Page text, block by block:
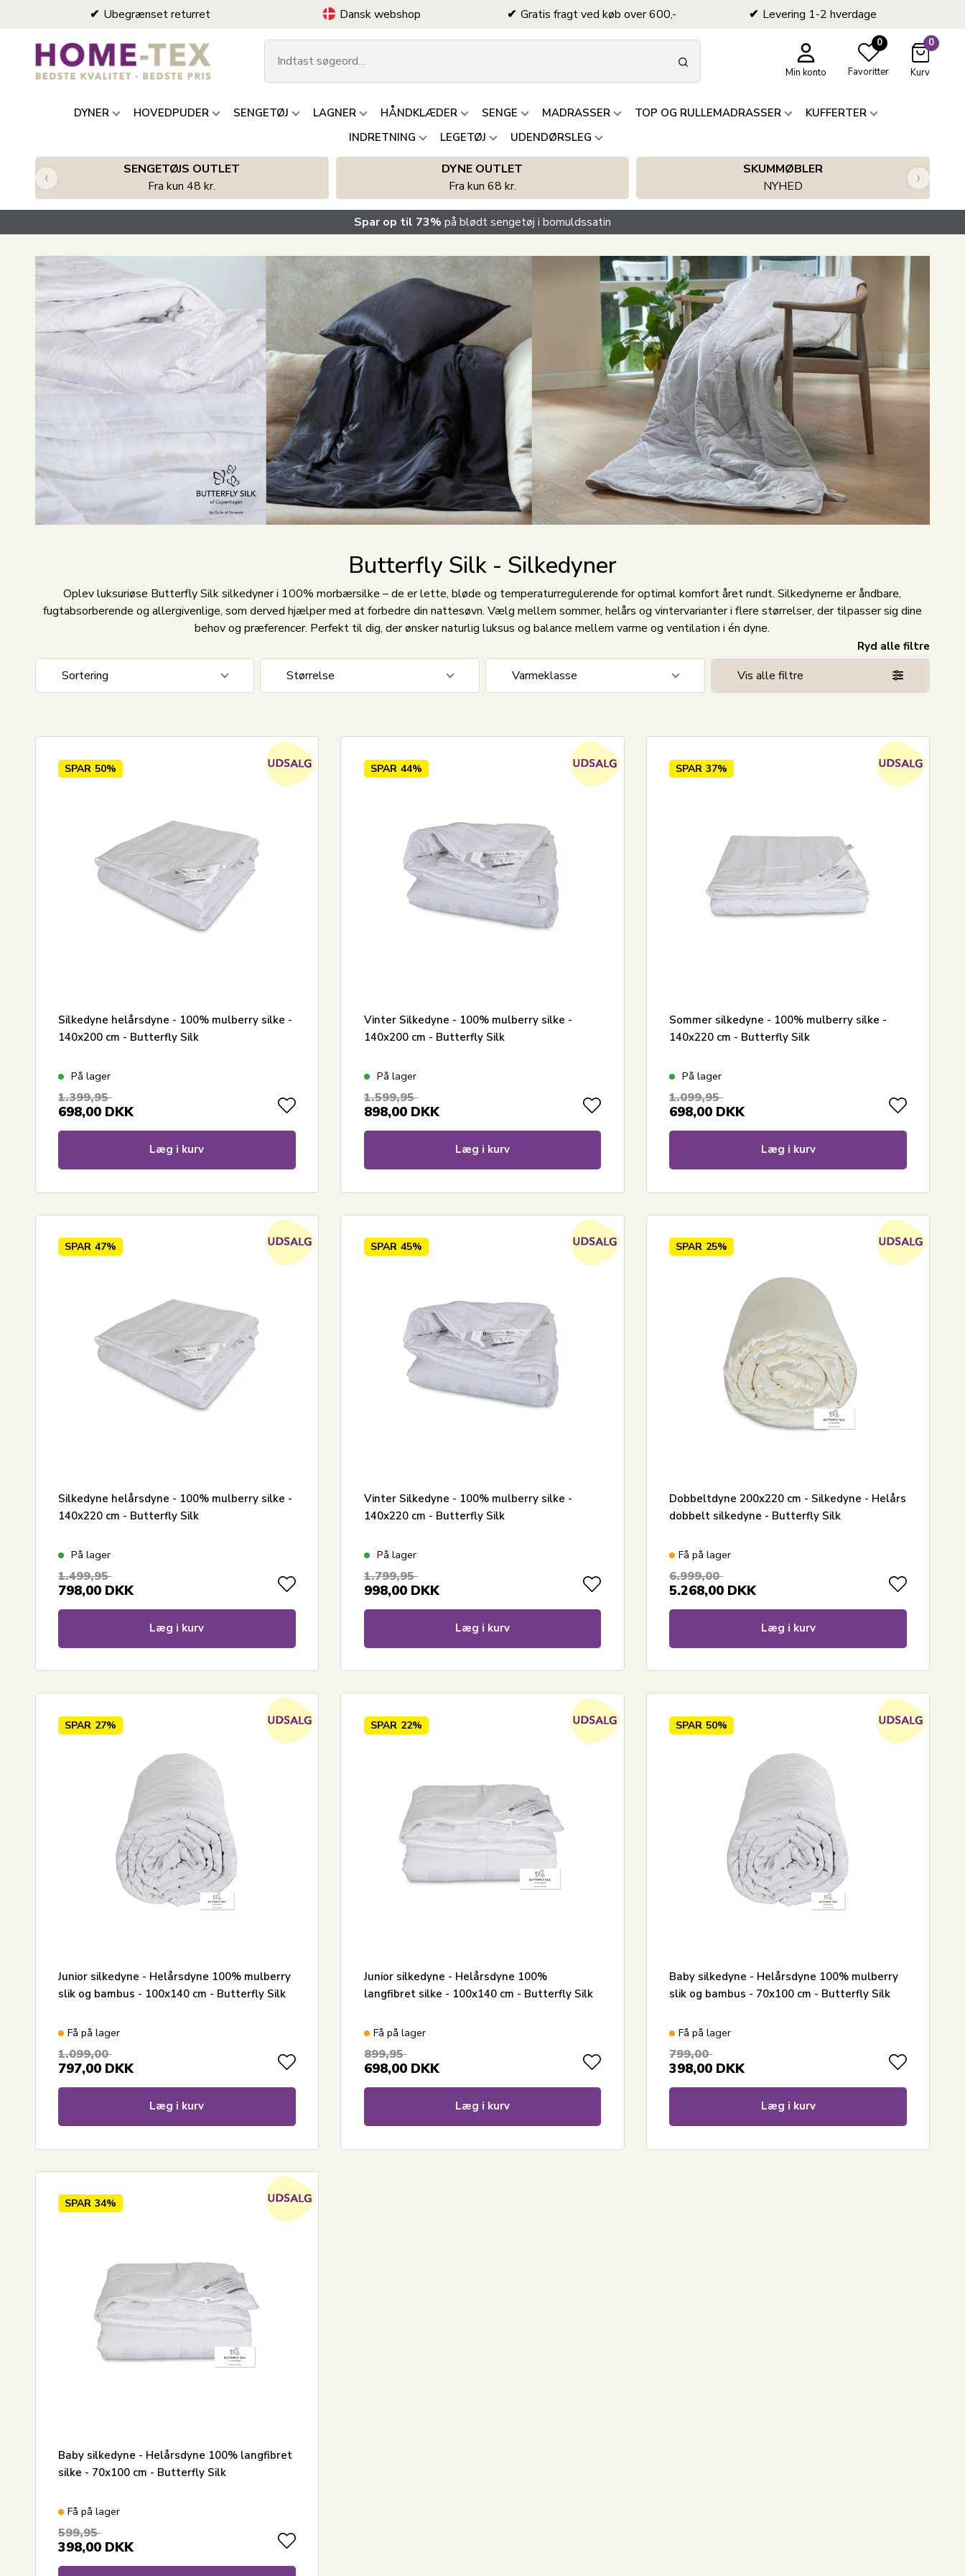
Ubegrænset returret Dansk webshop Gratis fragt ved køb over 600,- Levering 1-2 hverdage
Min konto
0
Favoritter
0
Kurv
DYNER HOVEDPUDER SENGETØJ LAGNER HÅNDKLÆDER SENGE MADRASSER TOP OG RULLEMADRASSER
KUFFERTER
INDRETNING
LEGETØJ UDENDØRSLEG
SENGETØJS OUTLET
Fra kun 48 kr.
DYNE OUTLET
Fra kun 68 kr.
SKUMMØBLER
NYHED
‹ ›
Spar op til 73% på blødt sengetøj i bomuldssatin
Butterfly Silk - Silkedyner
Oplev luksuriøse Butterfly Silk silkedyner i 100% morbærsilke – de er lette, bløde og temperaturregulerende for optimal komfort året rundt. Silkedynerne er åndbare,
fugtabsorberende og allergivenlige, som derved hjælper med at forbedre din nattesøvn. Vælg mellem sommer, helårs og vintervarianter i flere størrelser, der tilpasser sig dine
behov og præferencer. Perfekt til dig, der ønsker naturlig luksus og balance mellem varme og ventilation i én dyne.
Ryd alle filtre
Sortering
Nyeste
Største besparelse
Størrelse
200x220 cm
70x100 cm
Varmeklasse
Ekstra varm - Vinterdyne
Vis alle filtre
SPAR 50%
Silkedyne helårsdyne - 100% mulberry silke -
140x200 cm - Butterfly Silk
På lager
1.399,95
698,00 DKK
Læg i kurv
SPAR 44%
Vinter Silkedyne - 100% mulberry silke -
140x200 cm - Butterfly Silk
På lager
1.599,95
898,00 DKK
Læg i kurv
SPAR 37%
Sommer silkedyne - 100% mulberry silke -
140x220 cm - Butterfly Silk
På lager
1.099,95
698,00 DKK
Læg i kurv
SPAR 47%
Silkedyne helårsdyne - 100% mulberry silke -
140x220 cm - Butterfly Silk
På lager
1.499,95
798,00 DKK
Læg i kurv
SPAR 45%
Vinter Silkedyne - 100% mulberry silke -
140x220 cm - Butterfly Silk
På lager
1.799,95
998,00 DKK
Læg i kurv
SPAR 25%
Dobbeltdyne 200x220 cm - Silkedyne - Helårs
dobbelt silkedyne - Butterfly Silk
Få på lager
6.999,00
5.268,00 DKK
Læg i kurv
SPAR 27%
Junior silkedyne - Helårsdyne 100% mulberry
slik og bambus - 100x140 cm - Butterfly Silk
Få på lager
1.099,00
797,00 DKK
Læg i kurv
SPAR 22%
Junior silkedyne - Helårsdyne 100%
langfibret silke - 100x140 cm - Butterfly Silk
Få på lager
899,95
698,00 DKK
Læg i kurv
SPAR 50%
Baby silkedyne - Helårsdyne 100% mulberry
slik og bambus - 70x100 cm - Butterfly Silk
Få på lager
799,00
398,00 DKK
Læg i kurv
SPAR 34%
Baby silkedyne - Helårsdyne 100% langfibret
silke - 70x100 cm - Butterfly Silk
Få på lager
599,95
398,00 DKK